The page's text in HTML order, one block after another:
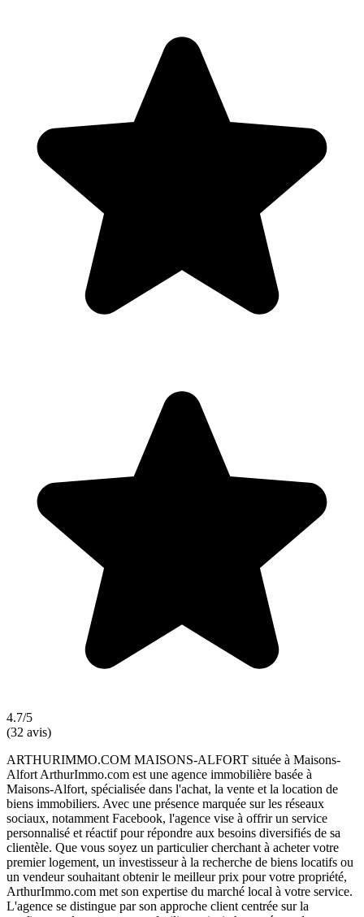
4.7/5
(32 avis)
ARTHURIMMO.COM MAISONS-ALFORT située à Maisons-
Alfort ArthurImmo.com est une agence immobilière basée à
Maisons-Alfort, spécialisée dans l'achat, la vente et la location de
biens immobiliers. Avec une présence marquée sur les réseaux
sociaux, notamment Facebook, l'agence vise à offrir un service
personnalisé et réactif pour répondre aux besoins diversifiés de sa
clientèle. Que vous soyez un particulier cherchant à acheter votre
premier logement, un investisseur à la recherche de biens locatifs ou
un vendeur souhaitant obtenir le meilleur prix pour votre propriété,
ArthurImmo.com met son expertise du marché local à votre service.
L'agence se distingue par son approche client centrée sur la